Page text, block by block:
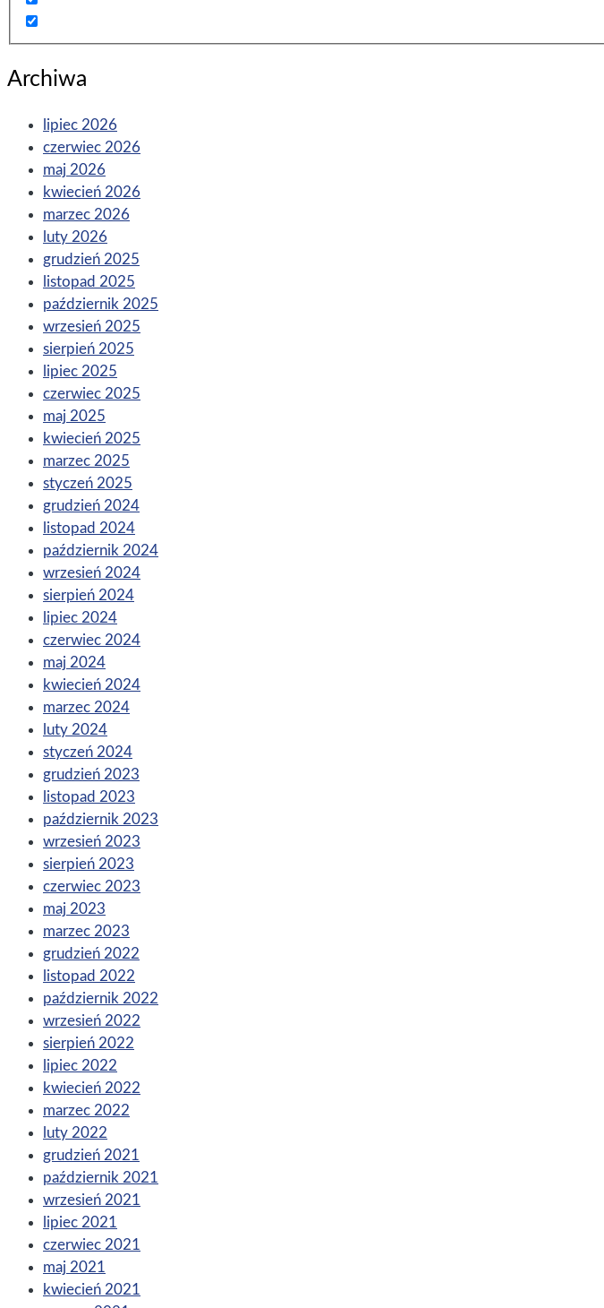
Archiwa
lipiec 2026
czerwiec 2026
maj 2026
kwiecień 2026
marzec 2026
luty 2026
grudzień 2025
listopad 2025
październik 2025
wrzesień 2025
sierpień 2025
lipiec 2025
czerwiec 2025
maj 2025
kwiecień 2025
marzec 2025
styczeń 2025
grudzień 2024
listopad 2024
październik 2024
wrzesień 2024
sierpień 2024
lipiec 2024
czerwiec 2024
maj 2024
kwiecień 2024
marzec 2024
luty 2024
styczeń 2024
grudzień 2023
listopad 2023
październik 2023
wrzesień 2023
sierpień 2023
czerwiec 2023
maj 2023
marzec 2023
grudzień 2022
listopad 2022
październik 2022
wrzesień 2022
sierpień 2022
lipiec 2022
kwiecień 2022
marzec 2022
luty 2022
grudzień 2021
październik 2021
wrzesień 2021
lipiec 2021
czerwiec 2021
maj 2021
kwiecień 2021